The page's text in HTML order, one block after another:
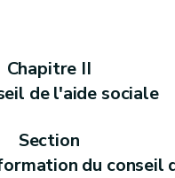
Chapitre II
de l'aide sociale
Section
du conseil